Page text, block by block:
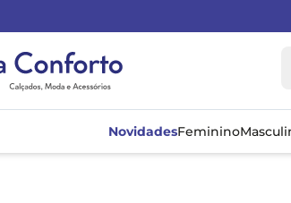
NovidadesFeminino